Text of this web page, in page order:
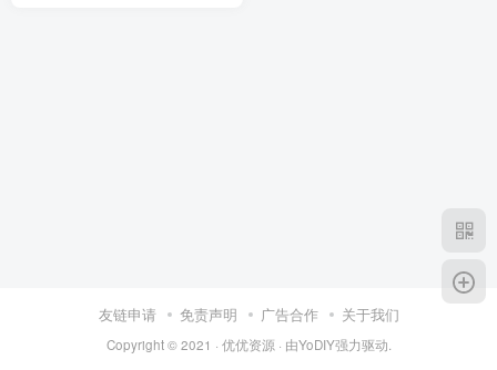
友链申请 免责声明 广告合作 关于我们
Copyright © 2021 · 优优资源 · 由YoDIY强力驱动.